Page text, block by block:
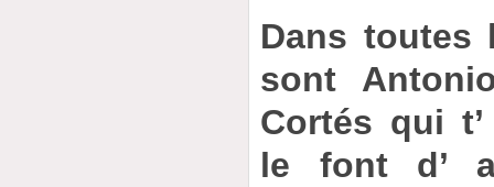
Dans toutes
sont
Cortés qui
le font d’